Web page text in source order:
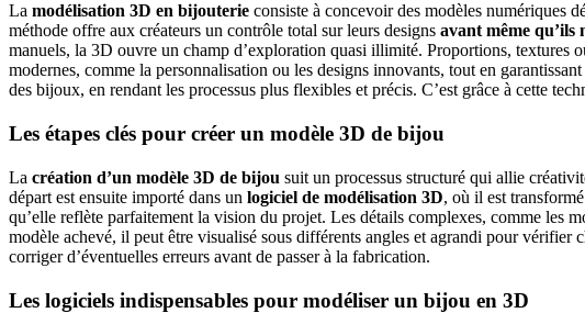
La modélisation 3D en bijouterie consiste à concevoir des modèles numériques
méthode offre aux créateurs un contrôle total sur leurs designs avant même
manuels, la 3D ouvre un champ d’exploration quasi illimité. Proportions, textures
modernes, comme la personnalisation ou les designs innovants, tout en
des bijoux, en rendant les processus plus flexibles et précis. C’est grâce à cette
Les étapes clés pour créer un modèle 3D de bijou
La création d’un modèle 3D de bijou suit un processus structuré qui allie
départ est ensuite importé dans un logiciel de modélisation 3D, où il est
qu’elle reflète parfaitement la vision du projet. Les détails complexes, comme les
modèle achevé, il peut être visualisé sous différents angles et agrandi pour vérifier
corriger d’éventuelles erreurs avant de passer à la fabrication.
Les logiciels indispensables pour modéliser un bijou en 3D